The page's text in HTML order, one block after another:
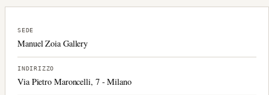
SEDE
Manuel Zoia Gallery
INDIRIZZO
Via Pietro Maroncelli, 7 - Milano